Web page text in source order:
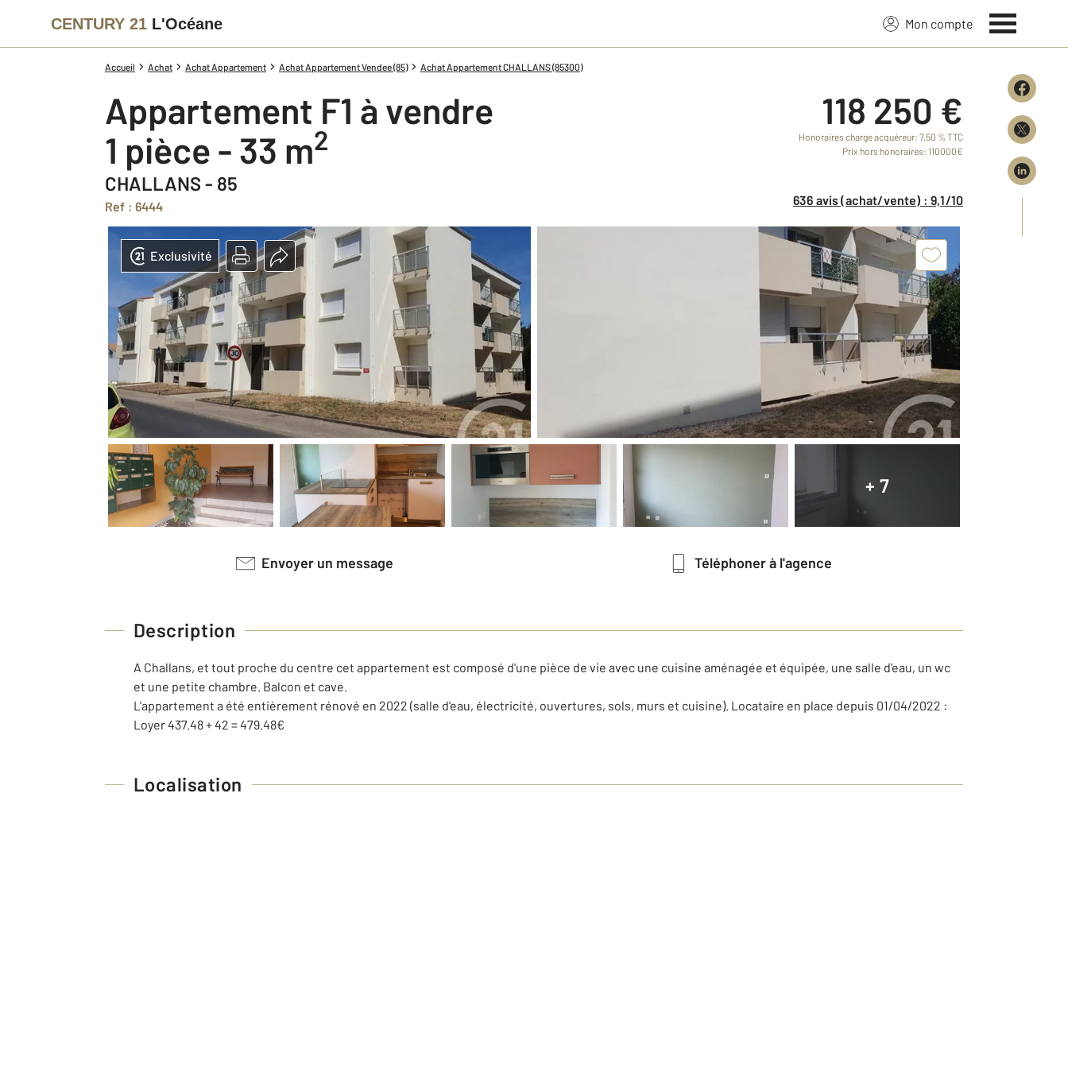
CENTURY 21 L'Océane Mon compte
Accueil Achat Achat Appartement Achat Appartement Vendee (85) Achat Appartement CHALLANS (85300)
Appartement F1 à vendre
1 pièce - 33 m2
CHALLANS - 85
Ref : 6444
118 250 €
Honoraires charge acquéreur: 7,50 % TTC
Prix hors honoraires: 110000€
636 avis (achat/vente) : 9,1/10
+ 7
Exclusivité
Envoyer un message Téléphoner à l'agence
Description
A Challans, et tout proche du centre cet appartement est composé d'une pièce de vie avec une cuisine aménagée et équipée, une salle d'eau, un wc
et une petite chambre. Balcon et cave.
L'appartement a été entièrement rénové en 2022 (salle d'eau, électricité, ouvertures, sols, murs et cuisine). Locataire en place depuis 01/04/2022 :
Loyer 437.48 + 42 = 479.48€
Localisation